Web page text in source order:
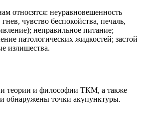
относятся: неуравновешенность
чувство беспокойства, печаль,
неправильное питание;
патологических жидкостей; застой
излишества.
теории и философии ТКМ, а также
обнаружены точки акупунктуры.